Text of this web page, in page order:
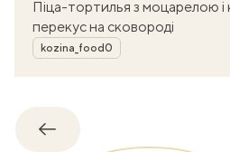
Піца-тортилья з моцарелою
перекус на сковороді
Автор
kozina_food0
Назад